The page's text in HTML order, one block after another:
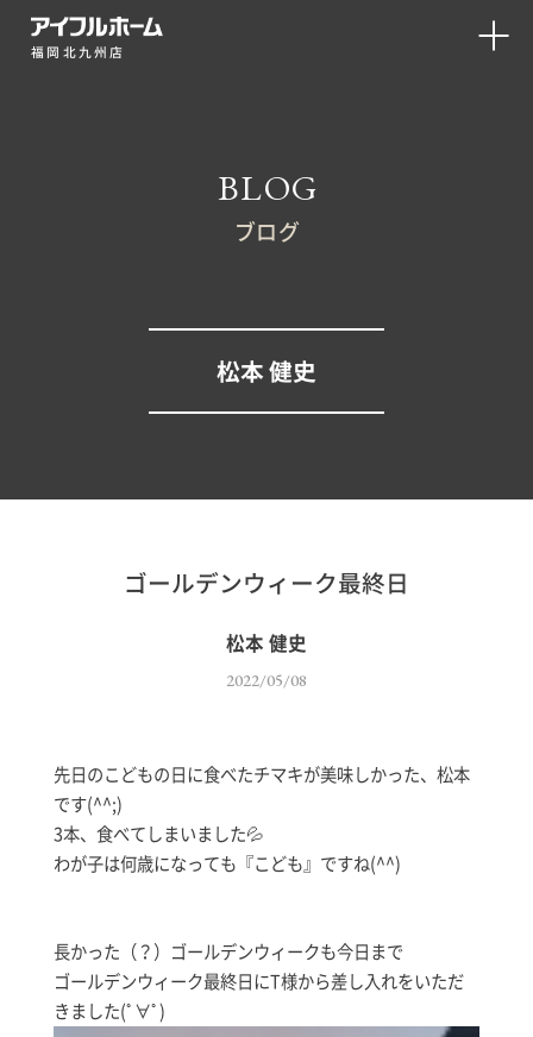
福岡北九州店
BLOG
ブログ
松本 健史
ゴールデンウィーク最終日
松本 健史
2022/05/08
先日のこどもの日に食べたチマキが美味しかった、松本
です(^^;)
3本、食べてしまいました💦
わが子は何歳になっても『こども』ですね(^^)
長かった（？）ゴールデンウィークも今日まで
ゴールデンウィーク最終日にT様から差し入れをいただ
きました(ﾟ∀ﾟ)